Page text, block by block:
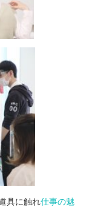
具に触れ仕事の魅